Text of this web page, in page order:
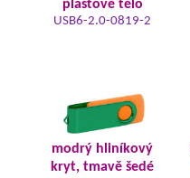
plastové tělo
USB6-2.0-0819-2
modrý hliníkový
kryt, tmavě šedé